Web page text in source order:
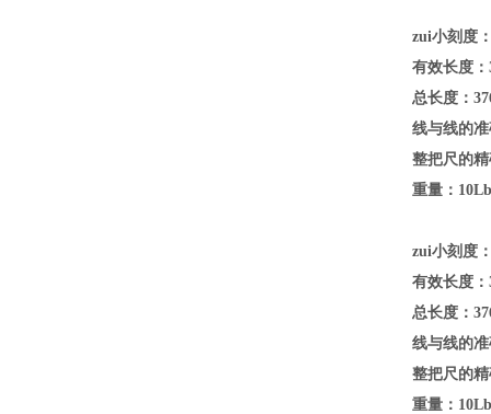
zui小刻度
有效长度
总长度：
线与线的
整把尺的
重量：
zui小刻度
有效长度
总长度：
线与线的
整把尺的
重量：